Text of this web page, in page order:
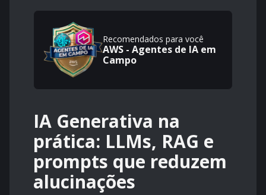
Recomendados para você
AWS - Agentes de IA em
Campo
IA Generativa na
prática: LLMs, RAG e
prompts que reduzem
alucinações